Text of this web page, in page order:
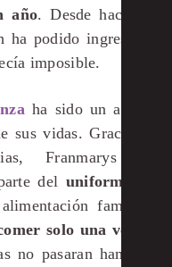
año. Desde hace un
podido ingresar a
imposible.
ha sido un apoyo
sus vidas. Gracias a
Franmarys ha
del uniforme
familiar.
solo una vez al
no pasaran hambre,